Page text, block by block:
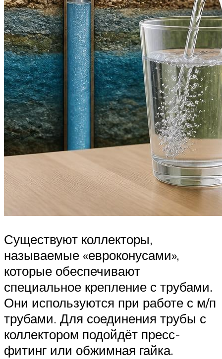
Существуют коллекторы,
называемые «евроконусами»,
которые обеспечивают
специальное крепление с трубами.
Они используются при работе с м/п
трубами. Для соединения трубы с
коллектором подойдёт пресс-
фитинг или обжимная гайка.